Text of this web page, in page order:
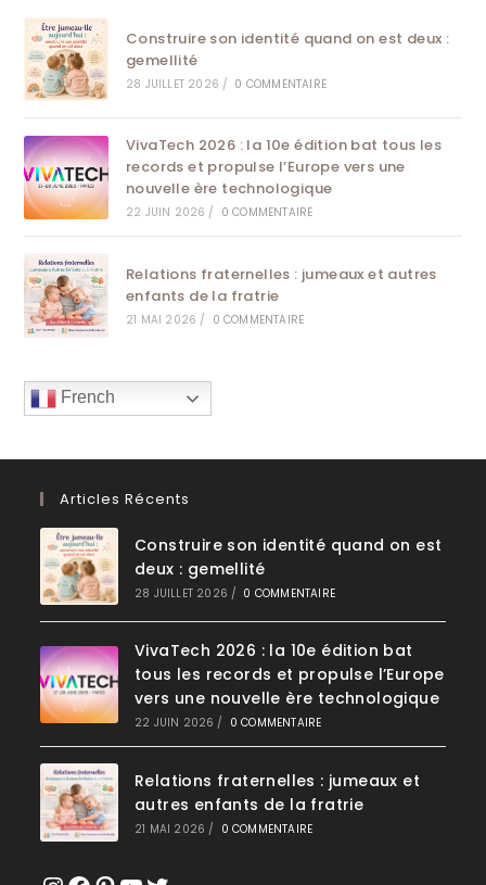
Construire son identité quand on est deux :
gemellité
28 JUILLET 2026 / 0 COMMENTAIRE
VivaTech 2026 : la 10e édition bat tous les
records et propulse l’Europe vers une
nouvelle ère technologique
22 JUIN 2026 / 0 COMMENTAIRE
Relations fraternelles : jumeaux et autres
enfants de la fratrie
21 MAI 2026 / 0 COMMENTAIRE
French
Articles Récents
Construire son identité quand on est
deux : gemellité
28 JUILLET 2026 / 0 COMMENTAIRE
VivaTech 2026 : la 10e édition bat
tous les records et propulse l’Europe
vers une nouvelle ère technologique
22 JUIN 2026 / 0 COMMENTAIRE
Relations fraternelles : jumeaux et
autres enfants de la fratrie
21 MAI 2026 / 0 COMMENTAIRE